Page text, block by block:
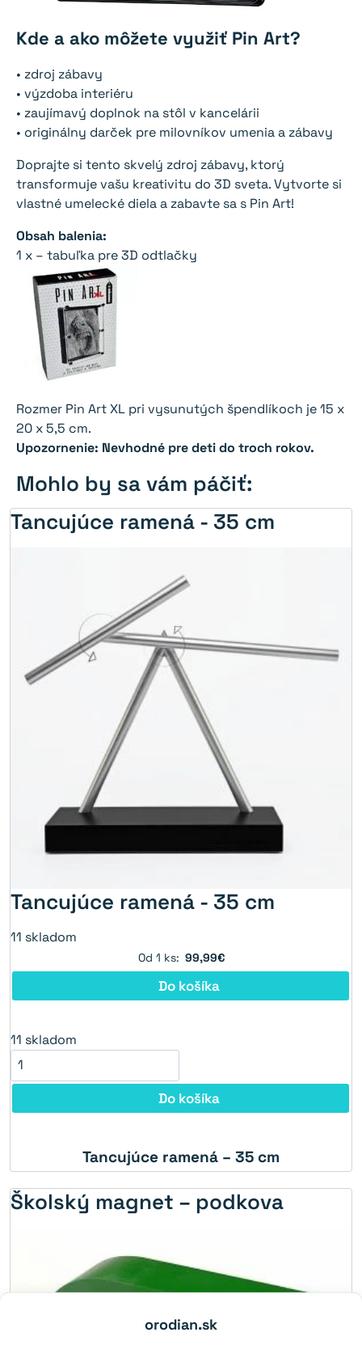
orodian.sk
Kde a ako môžete využiť Pin Art?
• zdroj zábavy
• výzdoba interiéru
• zaujímavý doplnok na stôl v kancelárii
• originálny darček pre milovníkov umenia a zábavy
Doprajte si tento skvelý zdroj zábavy, ktorý
transformuje vašu kreativitu do 3D sveta. Vytvorte si
vlastné umelecké diela a zabavte sa s Pin Art!
Obsah balenia:
1 x – tabuľka pre 3D odtlačky
Rozmer Pin Art XL pri vysunutých špendlíkoch je 15 x
20 x 5,5 cm.
Upozornenie: Nevhodné pre deti do troch rokov.
Mohlo by sa vám páčiť:
Tancujúce ramená - 35 cm
Tancujúce ramená - 35 cm
11 skladom
Od 1 ks: 99,99€
Do košíka
11 skladom
Do košíka
Tancujúce ramená – 35 cm
Školský magnet – podkova